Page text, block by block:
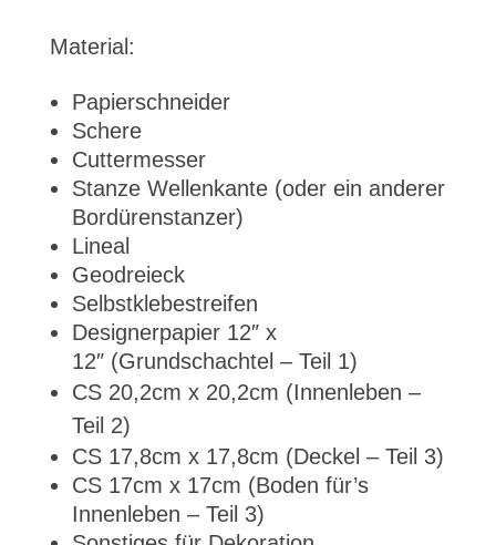
Material:
Papierschneider
Schere
Cuttermesser
Stanze Wellenkante (oder ein anderer
Bordürenstanzer)
Lineal
Geodreieck
Selbstklebestreifen
Designerpapier 12″ x
12″ (Grundschachtel – Teil 1)
CS 20,2cm x 20,2cm (Innenleben –
Teil 2)
CS 17,8cm x 17,8cm (Deckel – Teil 3)
CS 17cm x 17cm (Boden für’s
Innenleben – Teil 3)